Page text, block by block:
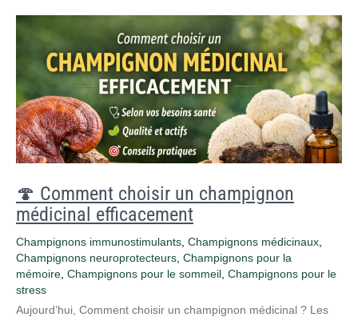
🍄 Comment choisir un champignon
médicinal efficacement
Champignons immunostimulants Champignons médicinaux
Champignons neuroprotecteurs Champignons pour la
mémoire Champignons pour le sommeil Champignons pour le
stress
Aujourd’hui, Comment choisir un champignon médicinal ? Les